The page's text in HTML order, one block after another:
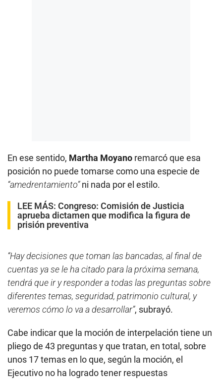
En ese sentido, Martha Moyano remarcó que esa
posición no puede tomarse como una especie de
“amedrentamiento”ni nada por el estilo.
LEE MÁS: Congreso: Comisión de Justicia
aprueba dictamen que modifica la figura de
prisión preventiva
“Hay decisiones que toman las bancadas, al final de
cuentas ya se le ha citado para la próxima semana,
tendrá que ir y responder a todas las preguntas sobre
diferentes temas, seguridad, patrimonio cultural, y
veremos cómo lo va a desarrollar”, subrayó.
Cabe indicar que la moción de interpelación tiene un
pliego de 43 preguntas y que tratan, en total, sobre
unos 17 temas en lo que, según la moción, el
Ejecutivo no ha logrado tener respuestas